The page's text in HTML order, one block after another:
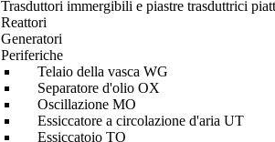
Trasduttori immergibili e piastre trasduttrici
Reattori
Generatori
Periferiche
Telaio della vasca WG
Separatore d'olio OX
Oscillazione MO
Essiccatore a circolazione d'aria UT
Essiccatoio TO